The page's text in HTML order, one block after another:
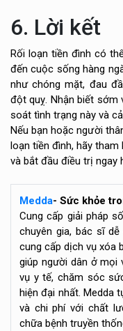
6. Lời kết
Rối loạn tiền đình có
đến cuộc sống hàng
như chóng mặt, đau
đột quỵ. Nhận biết sớm
soát tình trạng này và
Nếu bạn hoặc người
loạn tiền đình, hãy
và bắt đầu điều trị ngay
Medda- Sức khỏe
Cung cấp giải pháp
chuyên gia, bác sĩ
cung cấp dịch vụ xóa
giúp người dân ở mọi
vụ y tế, chăm sóc
hiện đại nhất. Medda
và chi phí với chất
chữa bệnh truyền